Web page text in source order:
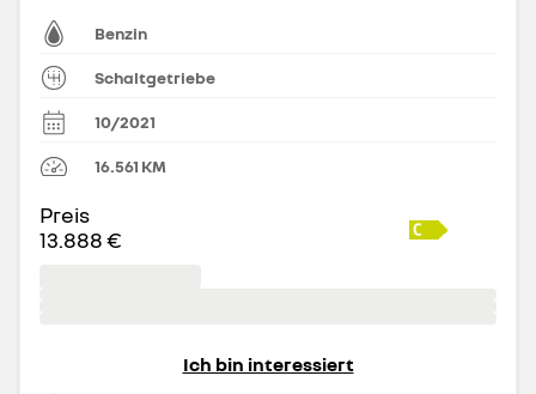
Benzin
Schaltgetriebe
10/2021
16.561 KM
Preis
13.888 €
Ich bin interessiert